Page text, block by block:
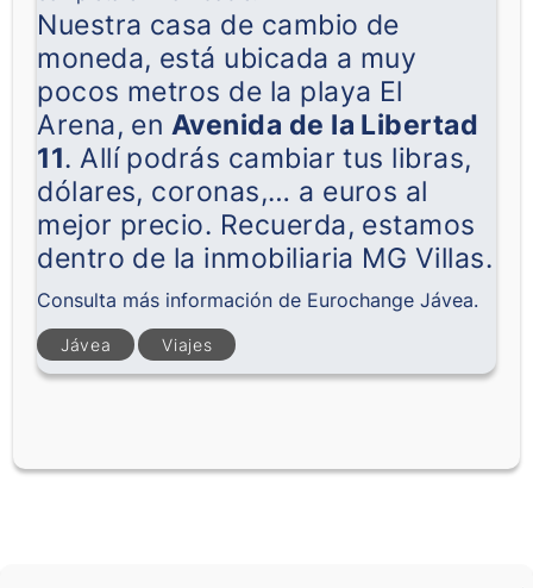
Nuestra casa de cambio de
moneda, está ubicada a muy
pocos metros de la playa El
Arena, en Avenida de la Libertad
11. Allí podrás cambiar tus libras,
dólares, coronas,… a euros al
mejor precio. Recuerda, estamos
dentro de la inmobiliaria MG Villas.
Consulta más información de Eurochange Jávea.
Jávea Viajes